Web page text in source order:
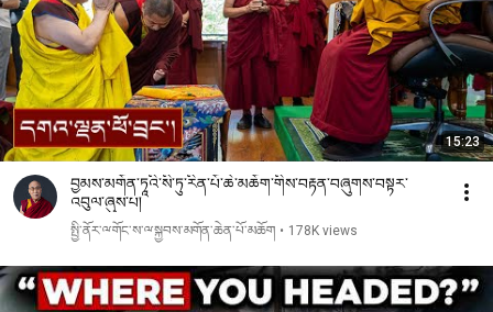
15:23
བྱམས་མགོན་ཏཱའི་སི་ཏུ་རིན་པོ་ཆེ་མཆོག་གིས་བརྟན་བཞུགས་བསྟར་
འབུལ་ཞུས་པ།
སྤྱི་ནོར་ྋགོང་ས་ྋསྐྱབས་མགོན་ཆེན་པོ་མཆོག • 178K views